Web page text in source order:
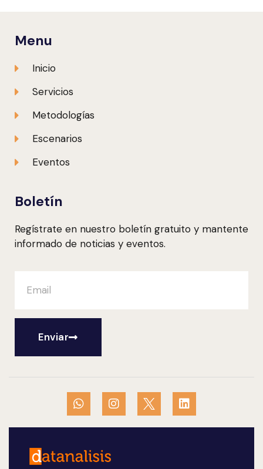
Menu
Inicio
Servicios
Metodologías
Escenarios
Eventos
Boletín
Regístrate en nuestro boletín gratuito y mantente
informado de noticias y eventos.
Enviar